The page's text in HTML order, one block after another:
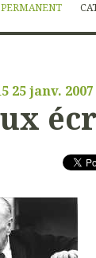
25janv. 2007